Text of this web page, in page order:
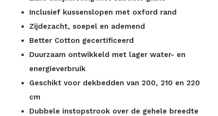
Inclusief kussenslopen met oxford rand
Zijdezacht, soepel en ademend
Better Cotton gecertificeerd
Duurzaam ontwikkeld met lager water- en
energieverbruik
Geschikt voor dekbedden van 200, 210 en 220
cm
Dubbele instopstrook over de gehele breedte